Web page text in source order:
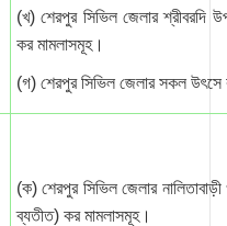
(খ) শেরপুর সিভিল জেলার শ্রীবরদি
কর মামলাসমূহ।
(গ) শেরপুর সিভিল জেলার সকল
(ক) শেরপুর সিভিল জেলার
ব্যতীত) কর মামলাসমূহ।